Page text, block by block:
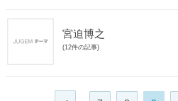
宮迫博之
(12件の記事)